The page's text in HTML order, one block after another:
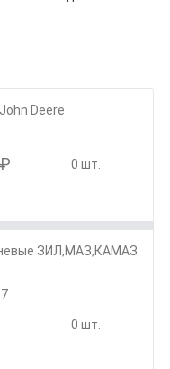
Deere
0 шт.
ЗИЛ,МАЗ,КАМАЗ
0 шт.